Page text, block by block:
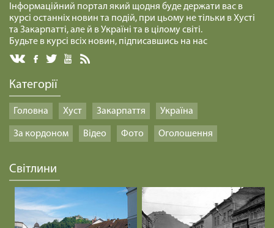
Інформаційний портал який щодня буде держати вас в
курсі останніх новин та подій, при цьому не тільки в Хусті
та Закарпатті, але й в Україні та в цілому світі.
Будьте в курсі всіх новин, підписавшись на нас
Категорії
Головна Хуст Закарпаття Україна
За кордоном Відео Фото Оголошення
Світлини